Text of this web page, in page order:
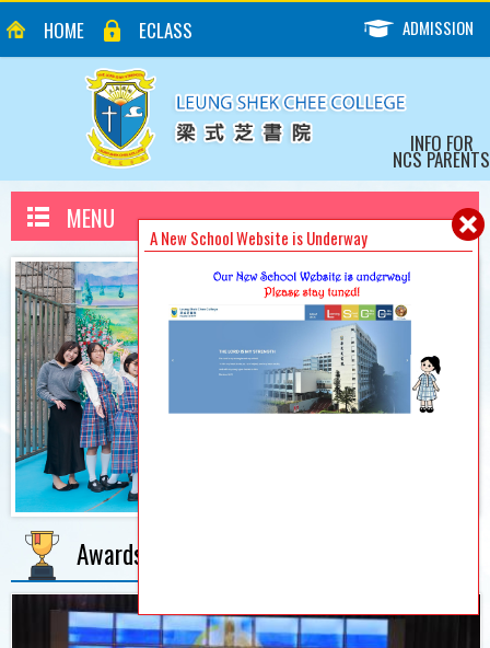
A New School Website is Underway
HOME ECLASS ADMISSION
INFO FOR
NCS PARENTS
MENU
Awards